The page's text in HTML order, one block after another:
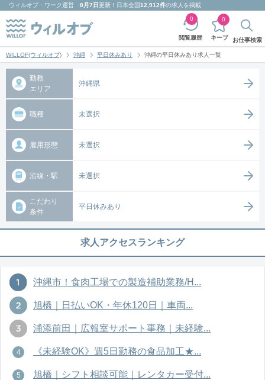
ウィルオブ・ワーク運営 8月7日更新！日本全国12,912件の求人を掲載
閲覧履歴
0
キープ
0
お仕事検索
WILLOF(ウィルオブ) 沖縄 平日休みあり 沖縄の平日休みあり求人一覧
勤務
エリア
沖縄県
職種 未選択
雇用形態 未選択
沿線・駅 未選択
こだわり
条件
平日休みあり
求人アクセスランキング
沖縄市！食肉工場での製造補助業務/H...
旭橋｜日払いOK・年休120日｜車両...
浦添前田｜広報室サポート事務｜未経験...
《未経験OK》週5日勤務の食品加工★...
旭橋｜シフト相談可能｜レンタカー受付...